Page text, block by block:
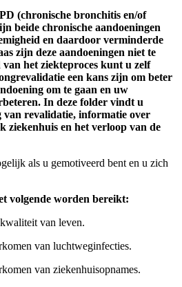
(chronische bronchitis en/of
beide chronische aandoeningen
en daardoor verminderde
zijn deze aandoeningen niet te
van het ziekteproces kunt u zelf
een kans zijn om beter
om te gaan en uw
In deze folder vindt u
van revalidatie, informatie over
ziekenhuis en het verloop van de
als u gemotiveerd bent en u zich
volgende worden bereikt:
van leven.
van luchtweginfecties.
van ziekenhuisopnames.